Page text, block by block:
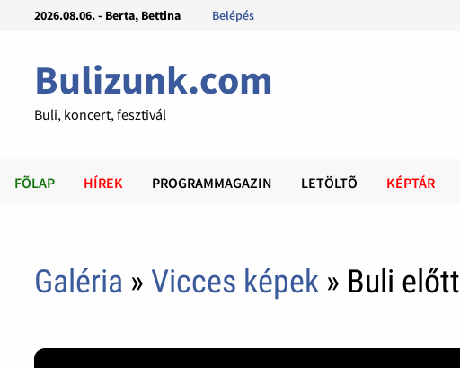
2026.08.06. - Berta, Bettina Belépés
Bulizunk.com
Buli, koncert, fesztivál
FÕLAP HÍREK PROGRAMMAGAZIN LETÖLTÕ KÉPTÁR
Galéria » Vicces képek » Buli előtt